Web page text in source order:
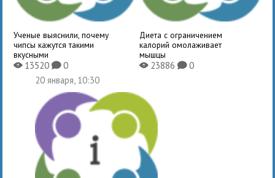
Ученые выяснили, почему
чипсы кажутся такими
вкусными
X13520K0
Диета с ограничением
калорий омолаживает
мышцы
X23886 K0
20 января, 10:30